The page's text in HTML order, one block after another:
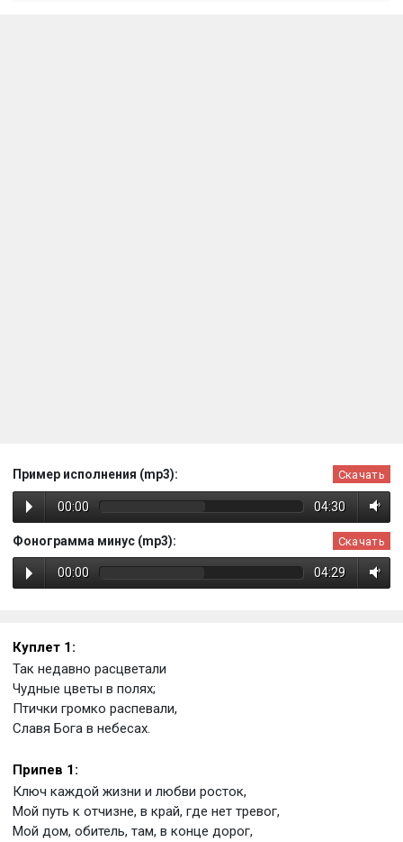
Пример исполнения (mp3): Скачать
00:00 04:30
Фонограмма минус (mp3): Скачать
00:00 04:29
Куплет 1:
Так недавно расцветали
Чудные цветы в полях;
Птички громко распевали,
Славя Бога в небесах.
Припев 1:
Ключ каждой жизни и любви росток,
Мой путь к отчизне, в край, где нет тревог,
Мой дом, обитель, там, в конце дорог,